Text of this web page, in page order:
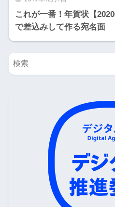
これが一番！年賀状【
で差込みして作る宛名面